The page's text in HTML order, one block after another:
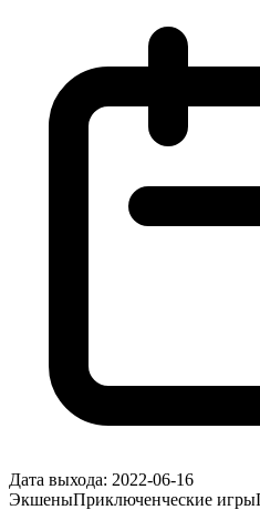
Дата выхода: 2022-06-16
ЭкшеныПриключенческие игры